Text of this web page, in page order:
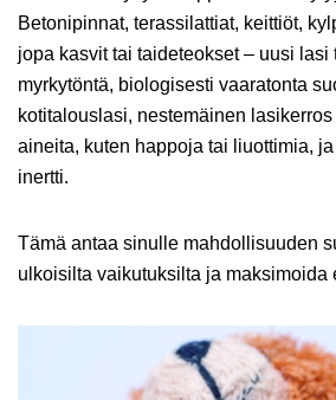
Betonipinnat, terassilattiat, keittiöt,
jopa kasvit tai taideteokset – uusi lasi
myrkytöntä, biologisesti vaaratonta
kotitalouslasi, nestemäinen
aineita, kuten happoja tai liuottimia,
inertti.
Tämä antaa sinulle mahdollisuuden
ulkoisilta vaikutuksilta ja maksimoida